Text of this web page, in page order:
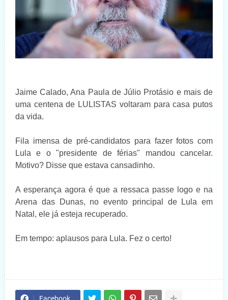
Jaime Calado, Ana Paula de Júlio Protásio e mais de
uma centena de LULISTAS voltaram para casa putos
da vida.
Fila imensa de pré-candidatos para fazer fotos com
Lula e o "presidente de férias" mandou cancelar.
Motivo? Disse que estava cansadinho.
A esperança agora é que a ressaca passe logo e na
Arena das Dunas, no evento principal de Lula em
Natal, ele já esteja recuperado.
Em tempo: aplausos para Lula. Fez o certo!